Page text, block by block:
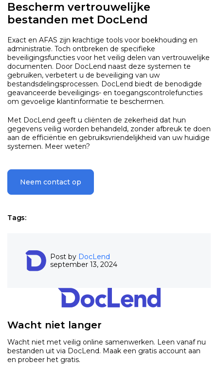
Bescherm vertrouwelijke
bestanden met DocLend
Exact en AFAS zijn krachtige tools voor boekhouding en
administratie. Toch ontbreken de specifieke
beveiligingsfuncties voor het veilig delen van vertrouwelijke
documenten. Door DocLend naast deze systemen te
gebruiken, verbetert u de beveiliging van uw
bestandsdelingsprocessen. DocLend biedt de benodigde
geavanceerde beveiligings- en toegangscontrolefuncties
om gevoelige klantinformatie te beschermen.
Met DocLend geeft u cliënten de zekerheid dat hun
gegevens veilig worden behandeld, zonder afbreuk te doen
aan de efficiëntie en gebruiksvriendelijkheid van uw huidige
systemen. Meer weten?
Neem contact op
Tags:
Post by DocLend
september 13, 2024
Wacht niet langer
Wacht niet met veilig online samenwerken. Leen vanaf nu
bestanden uit via DocLend. Maak een gratis account aan
en probeer het gratis.